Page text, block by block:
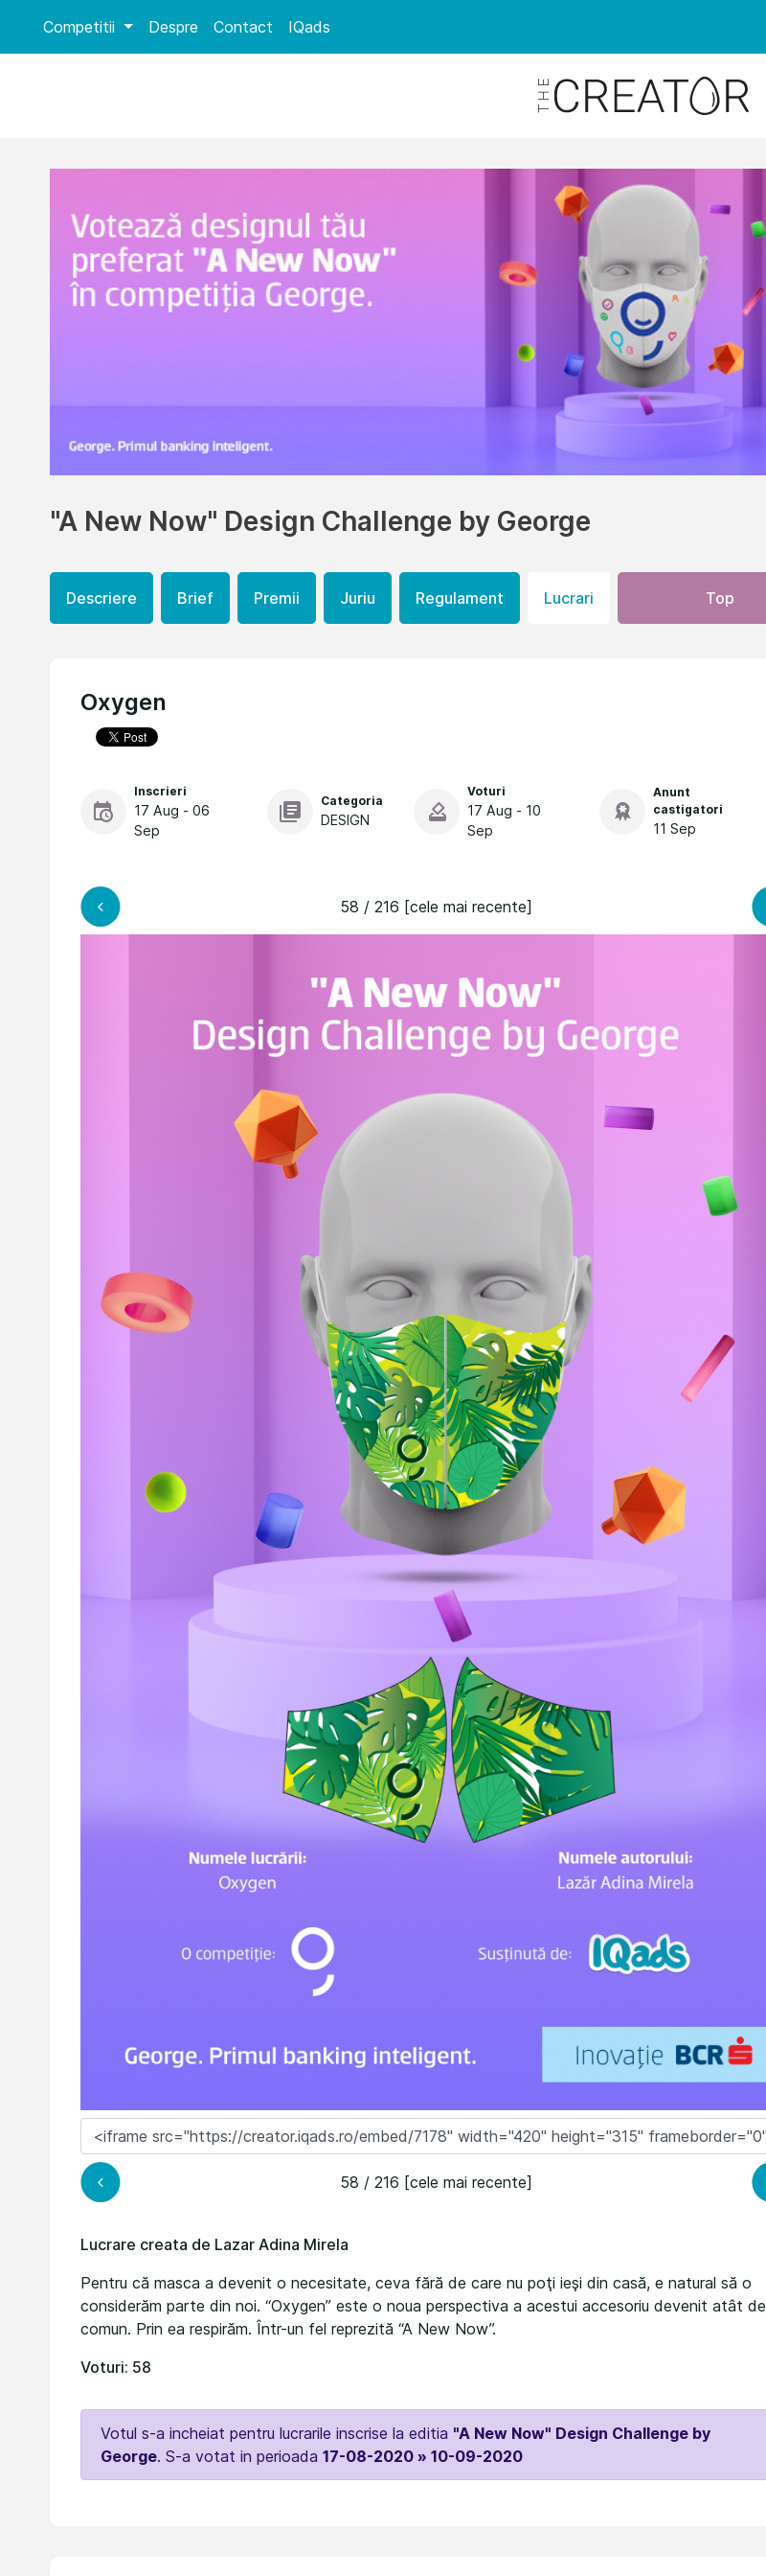
Competitii Despre Contact IQads
"A New Now" Design Challenge by George
Descriere Brief Premii Juriu Regulament Lucrari Top
Oxygen
Inscrieri
17 Aug - 06
Sep
Categoria
DESIGN
Voturi
17 Aug - 10
Sep
Anunt
castigatori
11 Sep
58 / 216 [cele mai recente]
58 / 216 [cele mai recente]
Lucrare creata de Lazar Adina Mirela
Pentru că masca a devenit o necesitate, ceva fără de care nu poţi ieşi din casă, e natural să o
considerăm parte din noi. “Oxygen” este o noua perspectiva a acestui accesoriu devenit atât de
comun. Prin ea respirăm. Într-un fel reprezită “A New Now”.
Voturi: 58
Votul s-a incheiat pentru lucrarile inscrise la editia "A New Now" Design Challenge by
George. S-a votat in perioada 17-08-2020 » 10-09-2020